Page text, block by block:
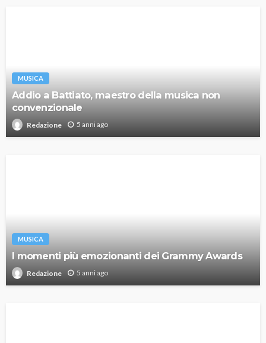
MUSICA
Addio a Battiato, maestro della musica non
convenzionale
Redazione 5 anni ago
MUSICA
I momenti più emozionanti dei Grammy Awards
Redazione 5 anni ago